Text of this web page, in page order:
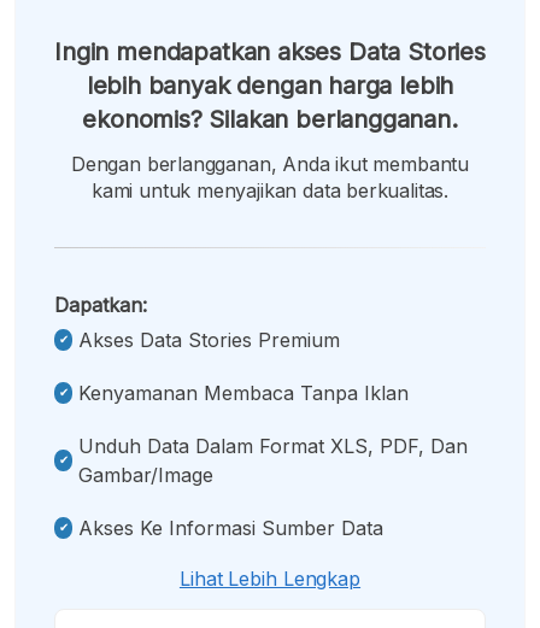
Ingin mendapatkan akses Data Stories
lebih banyak dengan harga lebih
ekonomis? Silakan berlangganan.
Dengan berlangganan, Anda ikut membantu
kami untuk menyajikan data berkualitas.
Dapatkan:
Akses Data Stories Premium
Kenyamanan Membaca Tanpa Iklan
Unduh Data Dalam Format XLS, PDF, Dan
Gambar/image
Akses Ke Informasi Sumber Data
Lihat Lebih Lengkap